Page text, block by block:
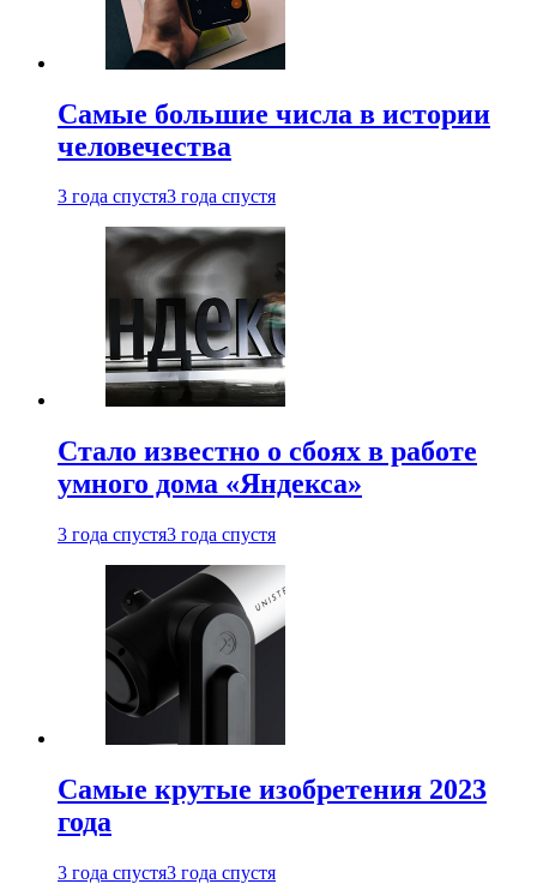
Самые большие числа в истории
человечества
3 года спустя3 года спустя
Стало известно о сбоях в работе
умного дома «Яндекса»
3 года спустя3 года спустя
Самые крутые изобретения 2023
года
3 года спустя3 года спустя